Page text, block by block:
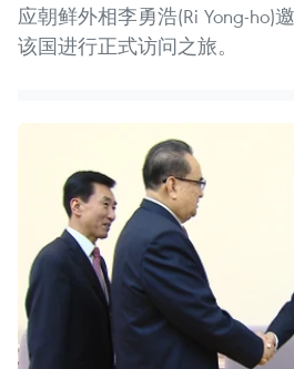
应朝鲜外相李勇浩(Ri Yong-ho)
该国进行正式访问之旅。